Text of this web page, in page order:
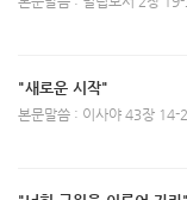
"새로운 시작"
본문말씀 : 이사야 43장 14-